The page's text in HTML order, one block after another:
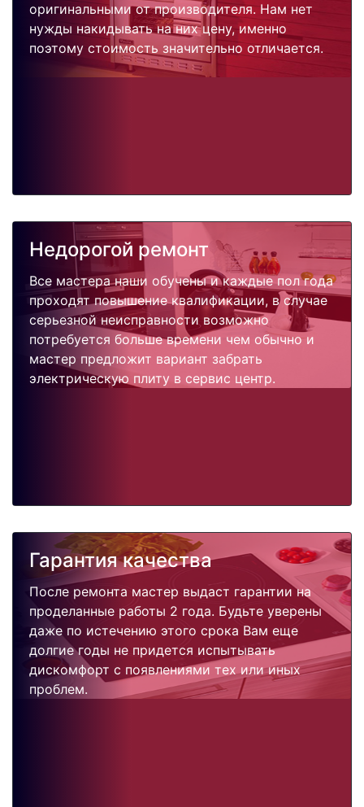
оригинальными от производителя. Нам нет
нужды накидывать на них цену, именно
поэтому стоимость значительно отличается.
Недорогой ремонт
Все мастера наши обучены и каждые пол года
проходят повышение квалификации, в случае
серьезной неисправности возможно
потребуется больше времени чем обычно и
мастер предложит вариант забрать
электрическую плиту в сервис центр.
Гарантия качества
После ремонта мастер выдаст гарантии на
проделанные работы 2 года. Будьте уверены
даже по истечению этого срока Вам еще
долгие годы не придется испытывать
дискомфорт с появлениями тех или иных
проблем.